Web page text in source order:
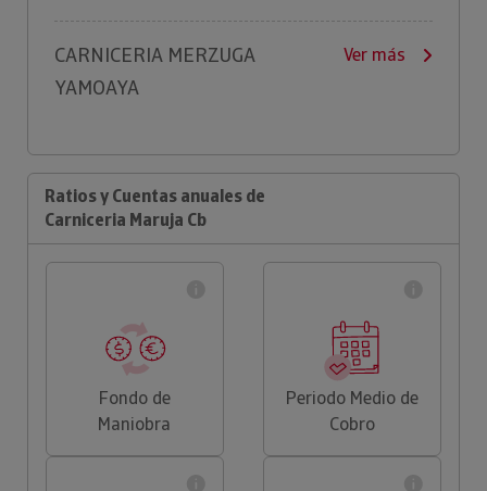
CARNICERIA MERZUGA
YAMOAYA
Ver más
Ratios y Cuentas anuales de
Carniceria Maruja Cb
Fondo de
Maniobra
Periodo Medio de
Cobro